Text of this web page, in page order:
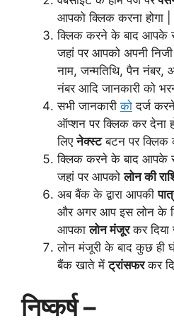
आपको क्लिक करना होगा |
क्लिक करने के बाद आपके
जहां पर आपको अपनी
नाम, जन्मतिथि, पैन नंबर,
नंबर आदि जानकारी को
सभी जानकारीको दर्ज
ऑप्शन पर क्लिक कर देना
लिएनेक्स्टबटन पर क्लिक
क्लिक करने के बाद आपके
जहां पर आपकोलोन की
अब बैंक के द्वारा आपकी
और अगर आप इस लोन के
आपकालोन मंजूरकर दिया
लोन मंजूरी के बाद कुछ ही
बैंक खाते मेंट्रांसफरकर
निष्कर्ष –